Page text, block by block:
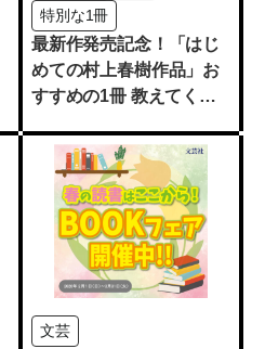
特別な1冊
最新作発売記念！「はじ
めての村上春樹作品」お
すすめの1冊 教えてくだ
文芸